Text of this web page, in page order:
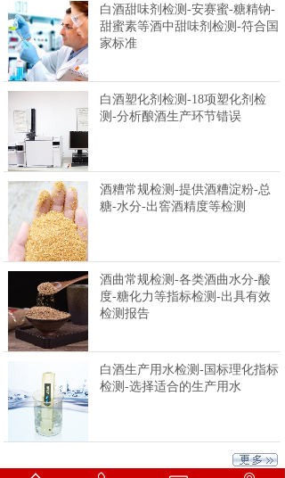
白酒甜味剂检测-安赛蜜-糖精钠-
甜蜜素等酒中甜味剂检测-符合国
家标准
白酒塑化剂检测-18项塑化剂检
测-分析酿酒生产环节错误
酒糟常规检测-提供酒糟淀粉-总
糖-水分-出窖酒精度等检测
酒曲常规检测-各类酒曲水分-酸
度-糖化力等指标检测-出具有效
检测报告
白酒生产用水检测-国标理化指标
检测-选择适合的生产用水